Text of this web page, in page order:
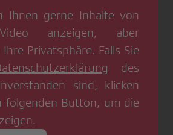
Ihnen gerne Inhalte von
anzeigen, aber
Privatsphäre. Falls Sie
des
sind, klicken
folgenden Button, um die